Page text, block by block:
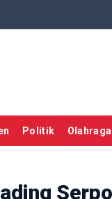
Politik Olahraga